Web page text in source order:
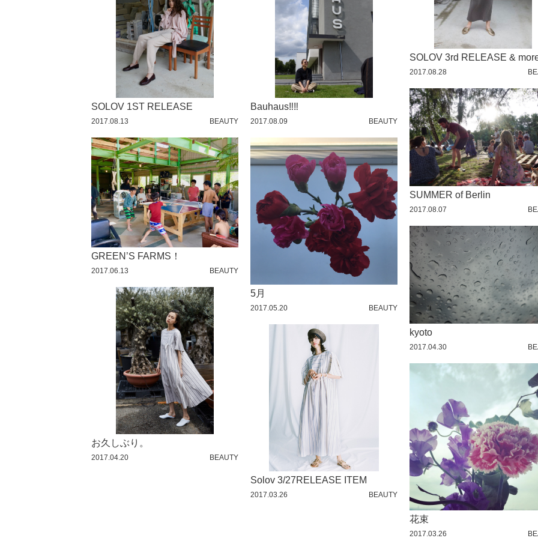
2016 / 9
2016 / 8
2016 / 7
2016 / 6
2016 / 5
2016 / 4
2016 / 3
2016 / 2
2016 / 1
2015 / 12
2015 / 11
2015 / 9
2015 / 8
2015 / 7
2015 / 6
2015 / 5
2015 / 4
2015 / 3
2015 / 2
2014 / 12
SOLOV 3rd RELEASE &
2017.08.28
SOLOV 1ST RELEASE
2017.08.13 BEAUTY
Bauhaus‼︎‼︎
2017.08.09 BEAUTY
SUMMER of Berlin
2017.08.07
GREEN’S FARMS！
2017.06.13 BEAUTY
5月
2017.05.20 BEAUTY
kyoto
2017.04.30
お久しぶり。
2017.04.20 BEAUTY
Solov 3/27RELEASE ITEM
2017.03.26 BEAUTY
花束
2017.03.26